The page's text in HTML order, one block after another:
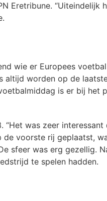
Eretribune.
wie er Europees
altijd worden op de
is er bij het
was zeer
de voorste rij geplaatst,
sfeer was erg gezellig.
te spelen hadden.